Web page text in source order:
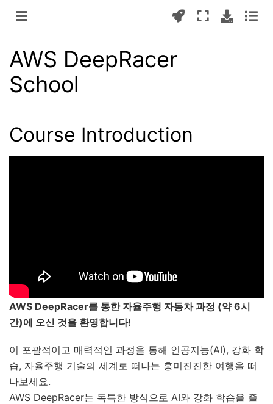
AWS DeepRacer
School
Course Introduction
AWS DeepRacer를 통한 자율주행 자동차 과정 (약 6시
간)에 오신 것을 환영합니다!
이 포괄적이고 매력적인 과정을 통해 인공지능(AI), 강화 학
습, 자율주행 기술의 세계로 떠나는 흥미진진한 여행을 떠
나보세요.
AWS DeepRacer는 독특한 방식으로 AI와 강화 학습을 즐